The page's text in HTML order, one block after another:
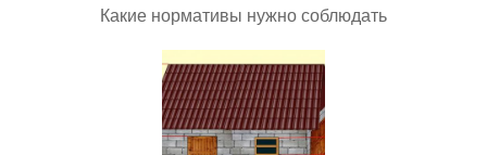
Какие нормативы нужно соблюдать